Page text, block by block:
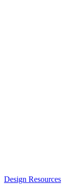
Design Resources